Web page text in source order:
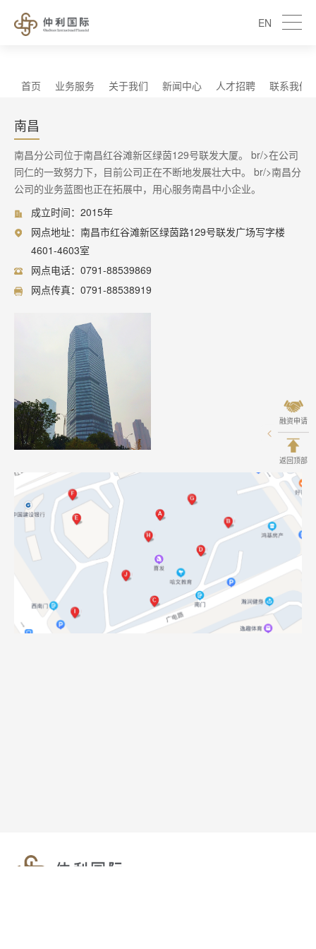
EN
首页 业务服务 关于我们 新闻中心 人才招聘 联系我们
南昌
南昌分公司位于南昌红谷滩新区绿茵129号联发大厦。 br/>在公司
同仁的一致努力下，目前公司正在不断地发展壮大中。 br/>南昌分
公司的业务蓝图也正在拓展中，用心服务南昌中小企业。
成立时间：2015年
网点地址：南昌市红谷滩新区绿茵路129号联发广场写字楼
4601-4603室
网点电话：0791-88539869
网点传真：0791-88538919
融资申请
返回顶部